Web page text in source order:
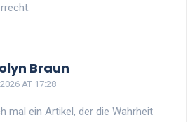
Braun
AT 17:28
mal ein Artikel, der die Wahrheit